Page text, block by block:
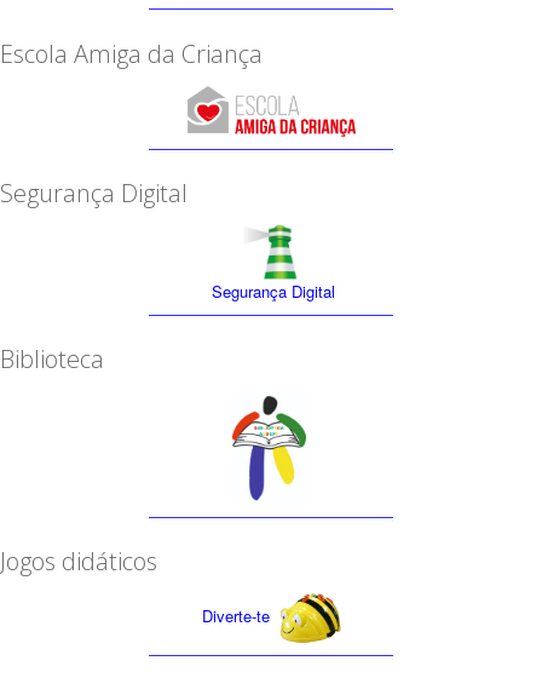
Escola Amiga da Criança
Segurança Digital
Segurança Digital
Biblioteca
Jogos didáticos
Diverte-te